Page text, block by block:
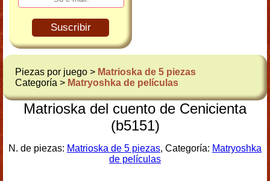
Suscribir
Piezas por juego > Matrioska de 5 piezas
Categoría > Matryoshka de películas
Matrioska del cuento de Cenicienta
(b5151)
N. de piezas: Matrioska de 5 piezas, Categoría: Matryoshka
de películas